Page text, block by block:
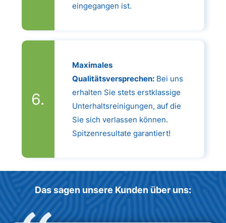
eingegangen ist.
Maximales
Qualitätsversprechen:Bei uns
erhalten Sie stets erstklassige
Unterhaltsreinigungen, auf die
Sie sich verlassen können.
Spitzenresultate garantiert!
Das sagen unsere Kunden über uns: